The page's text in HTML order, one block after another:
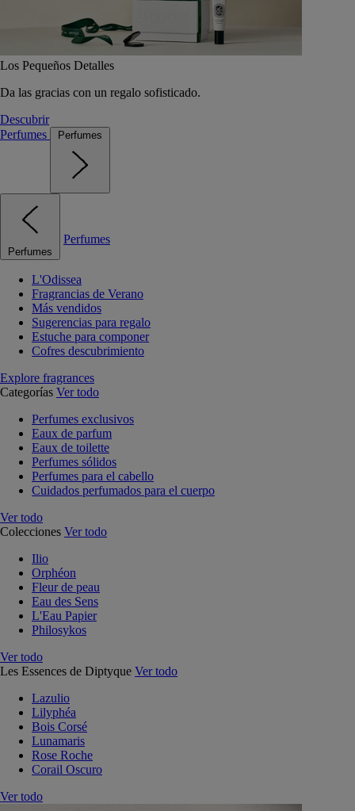
Los Pequeños Detalles
Da las gracias con un regalo sofisticado.
Descubrir
Perfumes
Perfumes
Perfumes
Perfumes
L'Odissea
Fragrancias de Verano
Más vendidos
Sugerencias para regalo
Estuche para componer
Cofres descubrimiento
Explore fragrances
Categorías Ver todo
Perfumes exclusivos
Eaux de parfum
Eaux de toilette
Perfumes sólidos
Perfumes para el cabello
Cuidados perfumados para el cuerpo
Ver todo
Colecciones Ver todo
Ilio
Orphéon
Fleur de peau
Eau des Sens
L'Eau Papier
Philosykos
Ver todo
Les Essences de Diptyque Ver todo
Lazulio
Lilyphéa
Bois Corsé
Lunamaris
Rose Roche
Corail Oscuro
Ver todo